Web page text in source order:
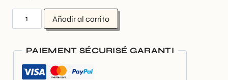
Añadir al carrito
PAIEMENT SÉCURISÉ GARANTI